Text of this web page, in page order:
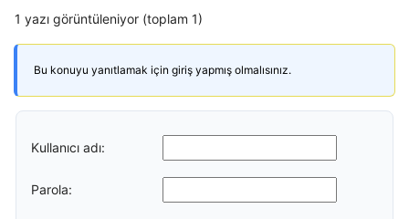
1 yazı görüntüleniyor (toplam 1)
Bu konuyu yanıtlamak için giriş yapmış olmalısınız.
Kullanıcı adı:
Parola: